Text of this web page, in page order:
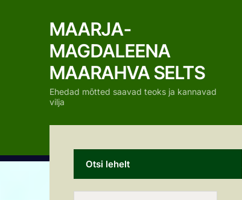
MAARJA-
MAGDALEENA
MAARAHVA SELTS
Ehedad mõtted saavad teoks ja kannavad
vilja
Otsi lehelt